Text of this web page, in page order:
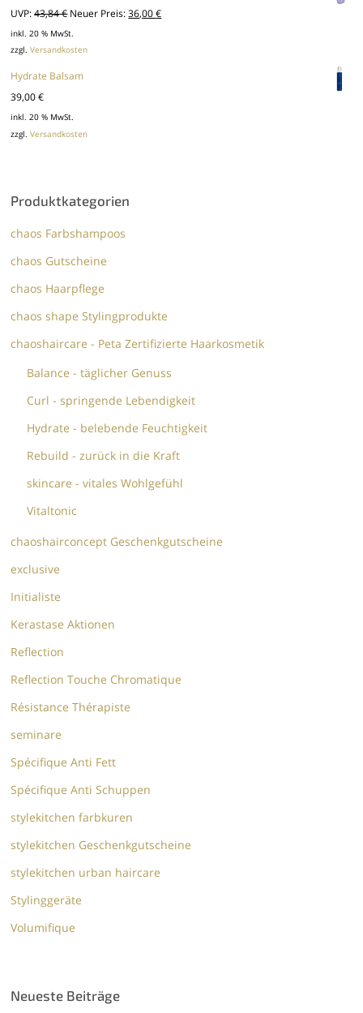
UVP: 43,84€ Ursprünglicher
Preis
war:
43,84 €
Neuer Preis: 36,00€Aktueller
inkl. 20 % MwSt.
zzgl.Versandkosten
Hydrate Balsam
39,00€
inkl. 20 % MwSt.
zzgl.Versandkosten
Produktkategorien
chaos Farbshampoos
chaos Gutscheine
chaos Haarpflege
chaos shape Stylingprodukte
chaoshaircare - Peta Zertifizierte Haarkosmetik
Balance - täglicher Genuss
Curl - springende Lebendigkeit
Hydrate - belebende Feuchtigkeit
Rebuild - zurück in die Kraft
skincare - vitales Wohlgefühl
Vitaltonic
chaoshairconcept Geschenkgutscheine
exclusive
Initialiste
Kerastase Aktionen
Reflection
Reflection Touche Chromatique
Résistance Thérapiste
seminare
Spécifique Anti Fett
Spécifique Anti Schuppen
stylekitchen farbkuren
stylekitchen Geschenkgutscheine
stylekitchen urban haircare
Stylinggeräte
Volumifique
Neueste Beiträge